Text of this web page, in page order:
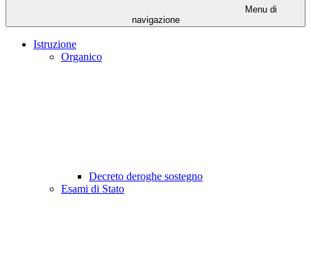
Menu di
navigazione
Istruzione
Organico
Decreto deroghe sostegno
Esami di Stato